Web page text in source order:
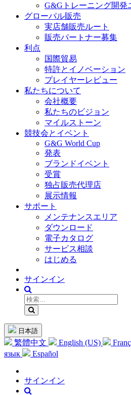
G&Gトレーニング開発
グローバル販売
実店舗販売ルート
販売パートナー募集
利点
国際貿易
特許とイノベーション
プレイヤーレビュー
私たちについて
会社概要
私たちのビジョン
マイルストーン
競技会とイベント
G&G World Cup
発表
ブランドイベント
受賞
独占販売代理店
展示情報
サポート
メンテナンスエリア
ダウンロード
電子カタログ
サービス相談
はじめる
サインイン
日本語
繁體中文 English (US)
язык
Español
サインイン